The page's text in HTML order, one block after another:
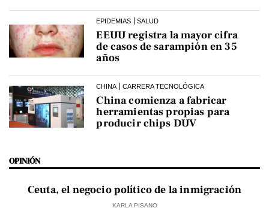
EPIDEMIAS SALUD
EEUU registra la mayor cifra
de casos de sarampión en 35
años
CHINA CARRERA TECNOLÓGICA
China comienza a fabricar
herramientas propias para
producir chips DUV
OPINIÓN
Ceuta, el negocio político de la inmigración
KARLA PISANO